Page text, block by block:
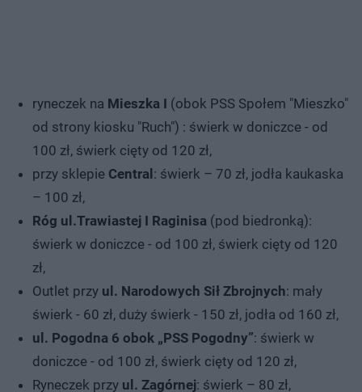
ryneczek na Mieszka I (obok PSS Społem "Mieszko"
od strony kiosku "Ruch") : świerk w doniczce - od
100 zł, świerk cięty od 120 zł,
przy sklepie Central: świerk – 70 zł, jodła kaukaska
– 100 zł,
Róg ul.Trawiastej I Raginisa (pod biedronką):
świerk w doniczce - od 100 zł, świerk cięty od 120
zł,
Outlet przy ul. Narodowych Sił Zbrojnych: mały
świerk - 60 zł, duży świerk - 150 zł, jodła od 160 zł,
ul. Pogodna 6 obok „PSS Pogodny”: świerk w
doniczce - od 100 zł, świerk cięty od 120 zł,
Ryneczek przy ul. Zagórnej: świerk – 80 zł,